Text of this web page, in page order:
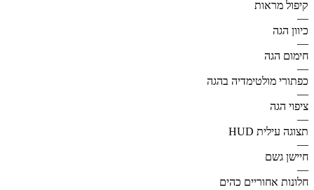
קיפול מראות
—
כיוון הגה
—
חימום הגה
—
כפתורי מולטימדיה בהגה
—
ציפוי הגה
—
תצוגה עילית HUD
—
חיישן גשם
—
חלונות אחוריים כהים